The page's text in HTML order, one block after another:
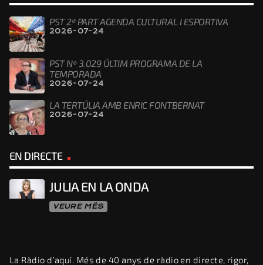
PST 2ª PART AGENDA CULTURAL I ESPORTIVA
2026-07-24
PST Nº 3.029 ÚLTIM PROGRAMA DE LA
TEMPORADA
2026-07-24
LA TERTÚLIA AMB ENRIC FONTBERNAT
2026-07-24
EN DIRECTE
JULIA EN LA ONDA
VEURE MÉS
La Ràdio d’aquí. Més de 40 anys de ràdio en directe, rigor,